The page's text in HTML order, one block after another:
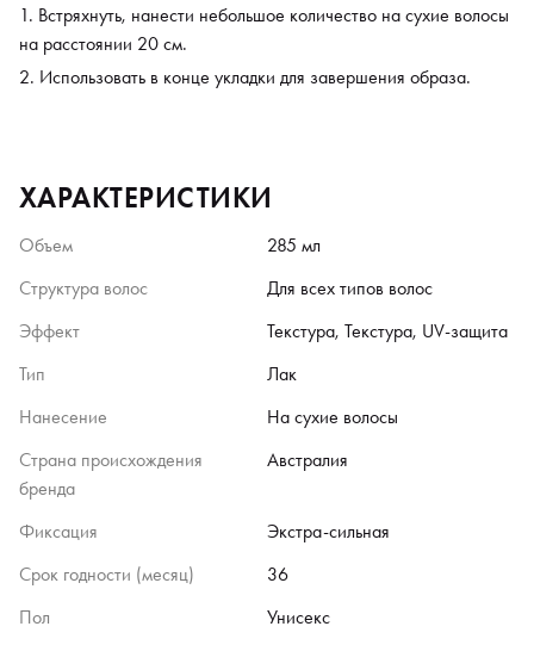
Встряхнуть, нанести небольшое количество на сухие волосы
на расстоянии 20 см.
Использовать в конце укладки для завершения образа.
ХАРАКТЕРИСТИКИ
Объем
285 мл
Структура волос
Для всех типов волос
Эффект
Текстура, Текстура, UV-защита
Тип
Лак
Нанесение
На сухие волосы
Страна происхождения
бренда
Австралия
Фиксация
Экстра-сильная
Срок годности (месяц)
36
Пол
Унисекс